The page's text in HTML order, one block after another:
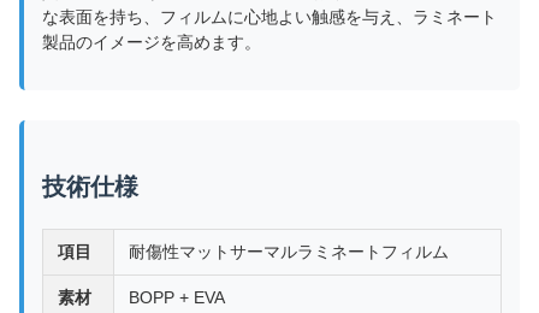
な表面を持ち、フィルムに心地よい触感を与え、ラミネート
製品のイメージを高めます。
技術仕様
項目 耐傷性マットサーマルラミネートフィルム
素材 BOPP + EVA